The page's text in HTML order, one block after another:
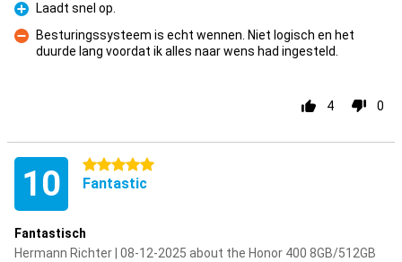
Pro
Laadt snel op.
Con
Besturingssysteem is echt wennen. Niet logisch en het
duurde lang voordat ik alles naar wens had ingesteld.
4 0
10 5 stars
Fantastic
Fantastisch
Hermann Richter | 08-12-2025 about the Honor 400 8GB/512GB